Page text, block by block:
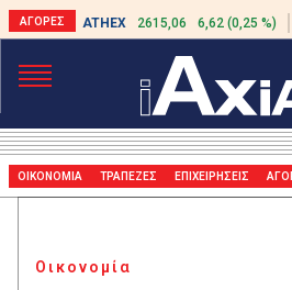
ATHEX 2615,06 6,62 (0,25 %)
ΟΙΚΟΝΟΜΙΑ ΤΡΑΠΕΖΕΣ ΕΠΙΧΕΙΡΗΣΕΙΣ
Οικονομία